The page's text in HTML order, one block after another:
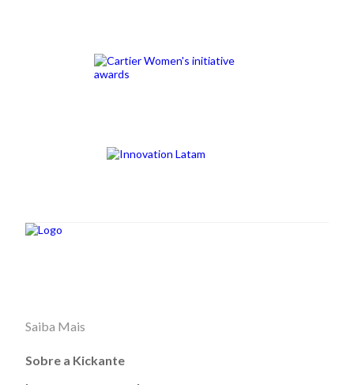
Saiba Mais
Sobre a Kickante